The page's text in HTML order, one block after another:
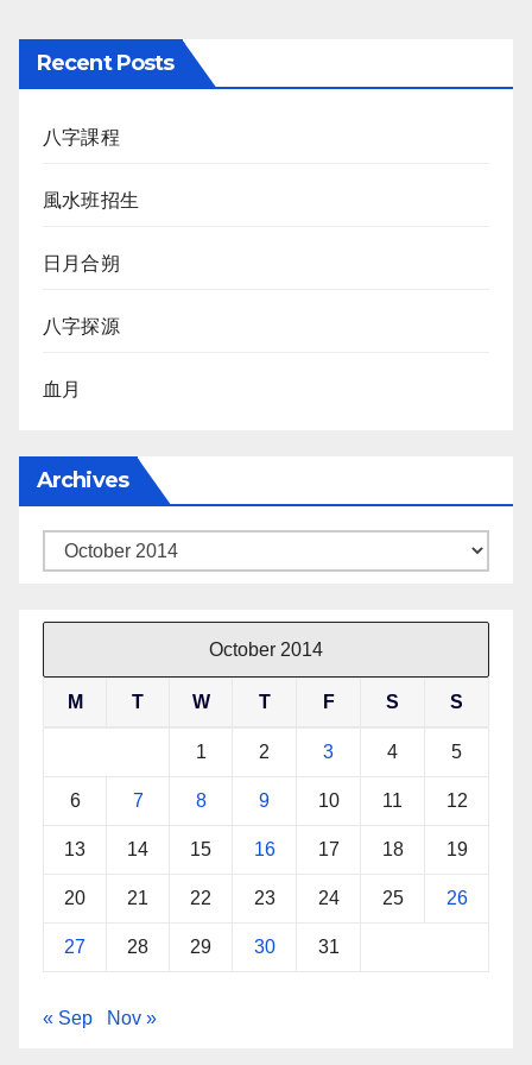
Recent Posts
八字課程
風水班招生
日月合朔
八字探源
血月
Archives
Archives
October 2014
M T W T F S S
1 2 3 4 5
6 7 8 9 10 11 12
13 14 15 16 17 18 19
20 21 22 23 24 25 26
27 28 29 30 31
« Sep Nov »